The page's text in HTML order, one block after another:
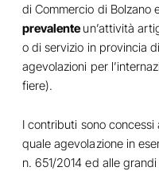
di Commercio di Bolzano
prevalenteun’attività
o di servizio in provincia
agevolazioni per
fiere).
I contributi sono
quale agevolazione in
n. 651/2014 ed alle